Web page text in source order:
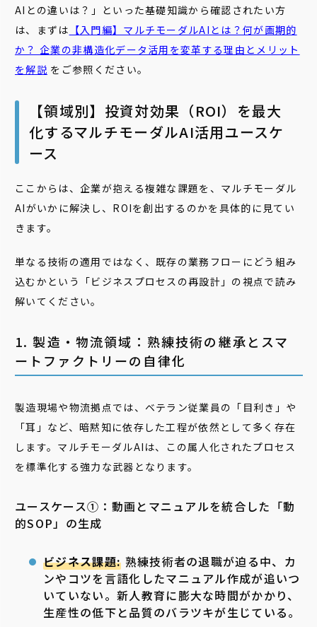
AIとの違いは？」といった基礎知識から確認されたい方
は、まずは 【入門編】マルチモーダルAIとは？何が画期的
か？ 企業の非構造化データ活用を変革する理由とメリット
を解説 をご参照ください。
【領域別】投資対効果（ROI）を最大
化するマルチモーダルAI活用ユースケ
ース
ここからは、企業が抱える複雑な課題を、マルチモーダル
AIがいかに解決し、ROIを創出するのかを具体的に見てい
きます。
単なる技術の適用ではなく、既存の業務フローにどう組み
込むかという「ビジネスプロセスの再設計」の視点で読み
解いてください。
1. 製造・物流領域：熟練技術の継承とスマ
ートファクトリーの自律化
製造現場や物流拠点では、ベテラン従業員の「目利き」や
「耳」など、暗黙知に依存した工程が依然として多く存在
します。マルチモーダルAIは、この属人化されたプロセス
を標準化する強力な武器となります。
ユースケース➀：動画とマニュアルを統合した「動
的SOP」の生成
ビジネス課題: 熟練技術者の退職が迫る中、カ
ンやコツを言語化したマニュアル作成が追いつ
いていない。新人教育に膨大な時間がかかり、
生産性の低下と品質のバラツキが生じている。